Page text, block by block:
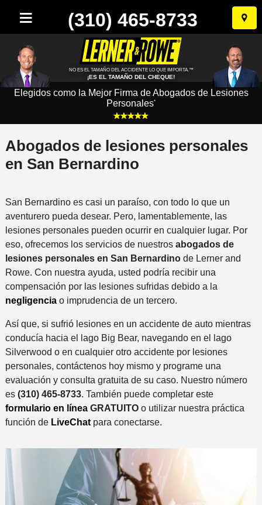
Ir
al
(310) 465-8733
NO ES EL TAMAÑO DEL ACCIDENTE LO QUE IMPORTA.™
¡ES EL TAMAÑO DEL CHEQUE!
Elegidos como la Mejor Firma de Abogados de Lesiones
Personales*
Abogados de lesiones personales
en San Bernardino
San Bernardino es casi un paraíso, con todo lo que un
aventurero pueda desear. Pero, lamentablemente, las
lesiones personales pueden ocurrir en cualquier lugar. Por
eso, ofrecemos los servicios de nuestros abogados de
lesiones personales en San Bernardino de Lerner and
Rowe. Con nuestra ayuda, usted podría recibir una
compensación por las lesiones sufridas debido a la
negligenciao imprudencia de un tercero.
Así que, si sufrió lesiones en un accidente de auto mientras
conducía hacia el lago Big Bear, navegando en el lago
Silverwood o en cualquier otro accidente por lesiones
personales, contáctenos hoy mismo y programe una
evaluación y consulta gratuita de su caso. Nuestro número
es (310) 465-8733. También puede completar este
formulario en líneaGRATUITO o utilizar nuestra práctica
función de LiveChat para conectarse.